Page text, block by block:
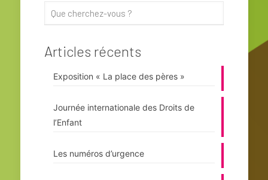
Articles récents
Exposition « La place des pères »
Journée internationale des Droits de
l’Enfant
Les numéros d’urgence